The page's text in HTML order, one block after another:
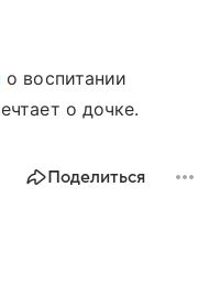
о воспитании
о дочке.
Поделиться